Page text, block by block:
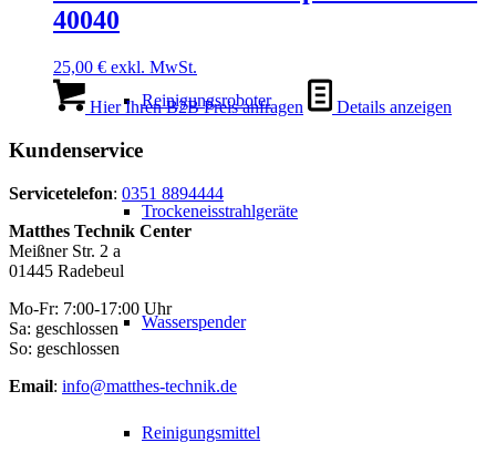
Reinigungsroboter
Trockeneisstrahlgeräte
Wasserspender
Reinigungsmittel
40040
25,00 € exkl. MwSt.
Hier Ihren B2B Preis anfragen Details anzeigen
Kundenservice
Servicetelefon: 0351 8894444
Matthes Technik Center
Meißner Str. 2 a
01445 Radebeul
Mo-Fr: 7:00-17:00 Uhr
Sa: geschlossen
So: geschlossen
Email: info@matthes-technik.de